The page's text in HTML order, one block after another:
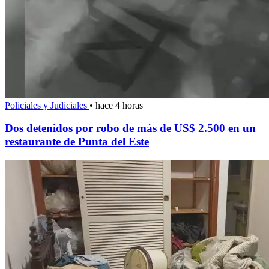
Policiales y Judiciales • hace 4 horas
Dos detenidos por robo de más de US$ 2.500 en un
restaurante de Punta del Este